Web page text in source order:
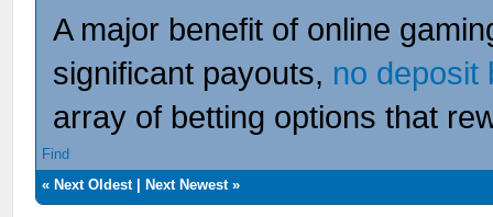
A major benefit of online
significant payouts, no deposit
array of betting options that
Find
« Next Oldest| Next Newest»